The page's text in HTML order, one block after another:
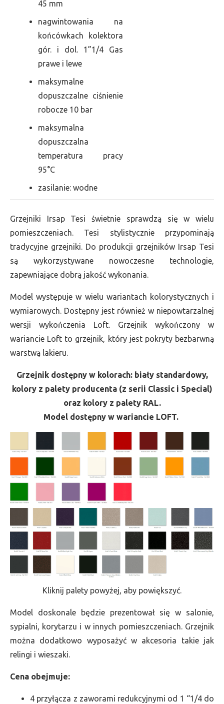
45 mm
nagwintowania na
końcówkach kolektora
gór. i dol. 1”1/4 Gas
prawe i lewe
maksymalne
dopuszczalne ciśnienie
robocze 10 bar
maksymalna
dopuszczalna
temperatura pracy
95°C
zasilanie: wodne
Grzejniki Irsap Tesi świetnie sprawdzą się w wielu
pomieszczeniach. Tesi stylistycznie przypominają
tradycyjne grzejniki. Do produkcji grzejników Irsap Tesi
są wykorzystywane nowoczesne technologie,
zapewniające dobrą jakość wykonania.
Model występuje w wielu wariantach kolorystycznych i
wymiarowych. Dostępny jest również w niepowtarzalnej
wersji wykończenia Loft. Grzejnik wykończony w
wariancie Loft to grzejnik, który jest pokryty bezbarwną
warstwą lakieru.
Grzejnik dostępny w kolorach: biały standardowy,
kolory z palety producenta (z serii Classic i Special)
oraz kolory z palety RAL.
Model dostępny w wariancie LOFT.
Kliknij palety powyżej, aby powiększyć.
Model doskonale będzie prezentował się w salonie,
sypialni, korytarzu i w innych pomieszczeniach. Grzejnik
można dodatkowo wyposażyć w akcesoria takie jak
relingi i wieszaki.
Cena obejmuje:
4 przyłącza z zaworami redukcyjnymi od 1 “1/4 do